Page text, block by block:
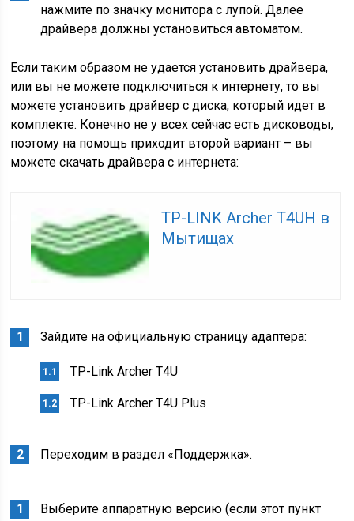
нажмите по значку монитора с лупой. Далее
драйвера должны установиться автоматом.
Если таким образом не удается установить драйвера,
или вы не можете подключиться к интернету, то вы
можете установить драйвер с диска, который идет в
комплекте. Конечно не у всех сейчас есть дисководы,
поэтому на помощь приходит второй вариант – вы
можете скачать драйвера с интернета:
TP-LINK Archer T4UH в
Мытищах
Зайдите на официальную страницу адаптера:
TP-Link Archer T4U
TP-Link Archer T4U Plus
Переходим в раздел «Поддержка».
Выберите аппаратную версию (если этот пункт